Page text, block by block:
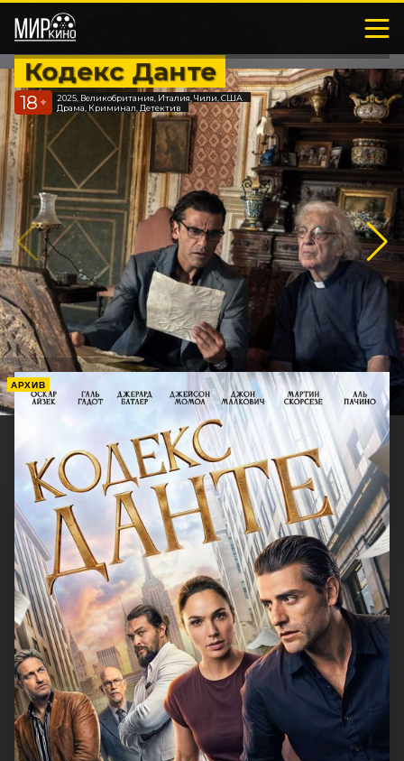
Кодекс Данте
18 +
2025, Великобритания, Италия, Чили, США
Драма, Криминал, Детектив
АРХИВ